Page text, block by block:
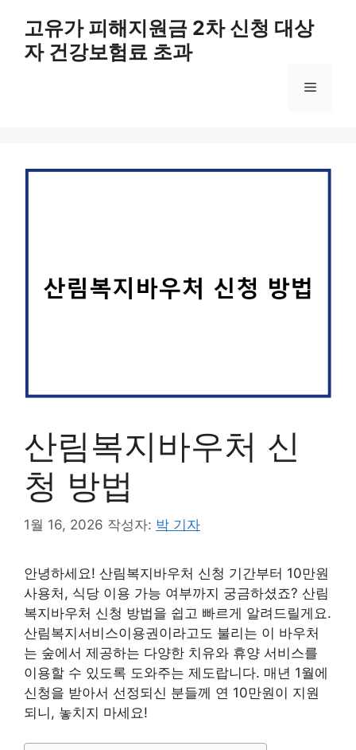
고유가 피해지원금 2차 신청 대상
자 건강보험료 초과
메
산림복지바우처 신
청 방법
1월 16, 2026 작성자: 박 기자
안녕하세요! 산림복지바우처 신청 기간부터 10만원
사용처, 식당 이용 가능 여부까지 궁금하셨죠? 산림
복지바우처 신청 방법을 쉽고 빠르게 알려드릴게요.
산림복지서비스이용권이라고도 불리는 이 바우처
는 숲에서 제공하는 다양한 치유와 휴양 서비스를
이용할 수 있도록 도와주는 제도랍니다. 매년 1월에
신청을 받아서 선정되신 분들께 연 10만원이 지원
되니, 놓치지 마세요!